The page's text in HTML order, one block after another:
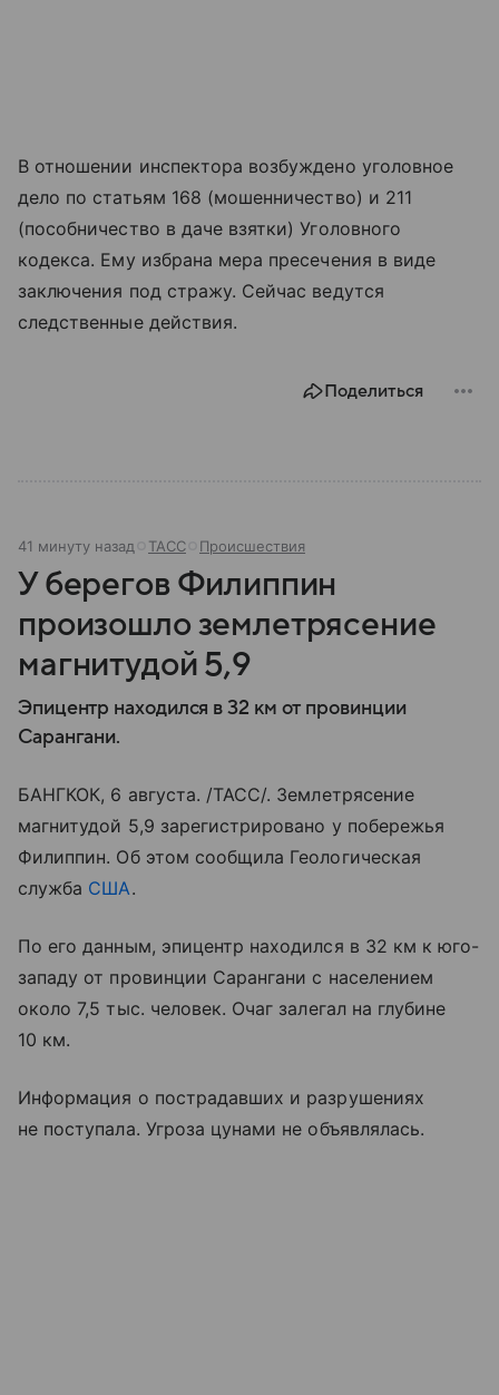
В отношении инспектора возбуждено уголовное
дело по статьям 168 (мошенничество) и 211
(пособничество в даче взятки) Уголовного
кодекса. Ему избрана мера пресечения в виде
заключения под стражу. Сейчас ведутся
следственные действия.
Поделиться
41 минуту назад ТАСС Происшествия
У берегов Филиппин
произошло землетрясение
магнитудой 5,9
Эпицентр находился в 32 км от провинции
Сарангани.
БАНГКОК, 6 августа. /ТАСС/. Землетрясение
магнитудой 5,9 зарегистрировано у побережья
Филиппин. Об этом сообщила Геологическая
служба США.
По его данным, эпицентр находился в 32 км к юго-
западу от провинции Сарангани с населением
около 7,5 тыс. человек. Очаг залегал на глубине
10 км.
Информация о пострадавших и разрушениях
не поступала. Угроза цунами не объявлялась.